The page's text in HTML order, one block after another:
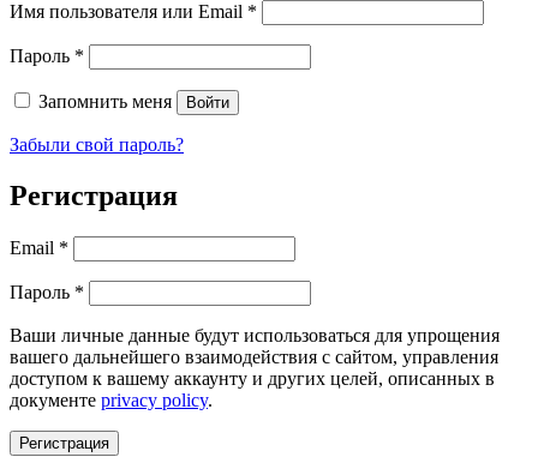
Имя пользователя или Email *
Пароль *
Запомнить меня Войти
Забыли свой пароль?
Регистрация
Email *
Пароль *
Ваши личные данные будут использоваться для упрощения
вашего дальнейшего взаимодействия с сайтом, управления
доступом к вашему аккаунту и других целей, описанных в
документе privacy policy.
Регистрация